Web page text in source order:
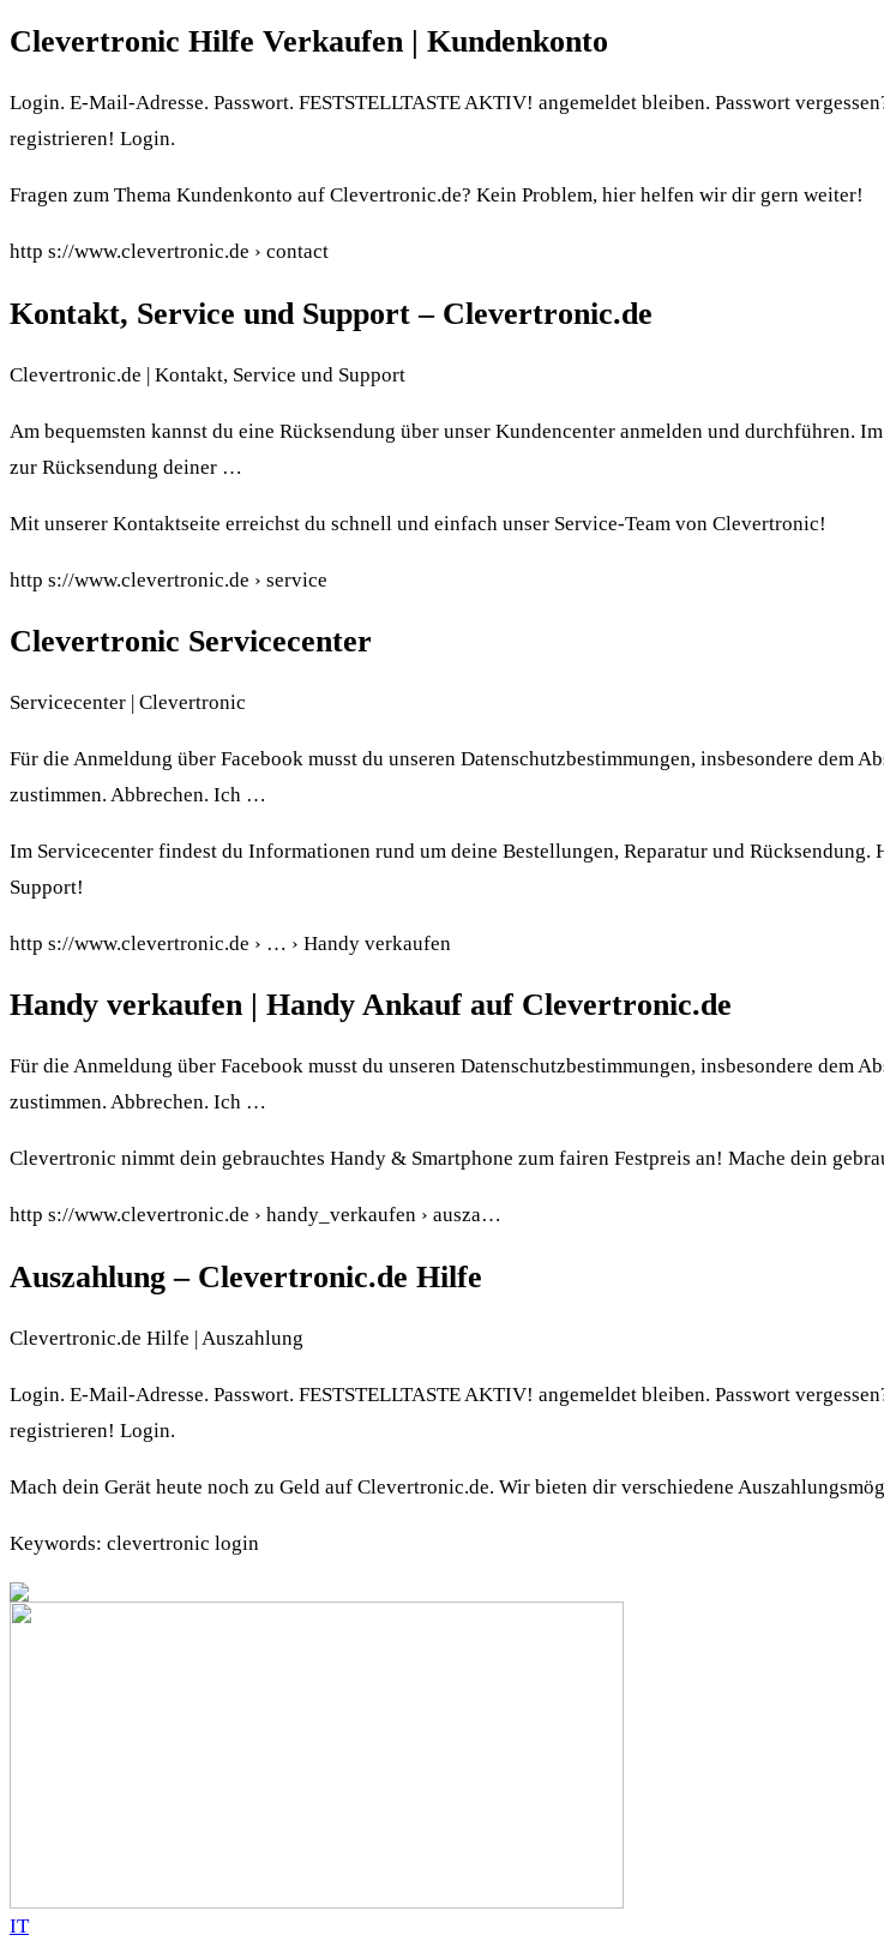
Clevertronic Hilfe Verkaufen | Kundenkonto
Login. E-Mail-Adresse. Passwort. FESTSTELLTASTE AKTIV! angemeldet bleiben. Passwort
registrieren! Login.
Fragen zum Thema Kundenkonto auf Clevertronic.de? Kein Problem, hier helfen wir dir gern weiter!
http s://www.clevertronic.de › contact
Kontakt, Service und Support – Clevertronic.de
Clevertronic.de | Kontakt, Service und Support
Am bequemsten kannst du eine Rücksendung über unser Kundencenter anmelden und durchführen.
zur Rücksendung deiner …
Mit unserer Kontaktseite erreichst du schnell und einfach unser Service-Team von Clevertronic!
http s://www.clevertronic.de › service
Clevertronic Servicecenter
Servicecenter | Clevertronic
Für die Anmeldung über Facebook musst du unseren Datenschutzbestimmungen, insbesondere dem
zustimmen. Abbrechen. Ich …
Im Servicecenter findest du Informationen rund um deine Bestellungen, Reparatur und
Support!
http s://www.clevertronic.de › … › Handy verkaufen
Handy verkaufen | Handy Ankauf auf Clevertronic.de
Für die Anmeldung über Facebook musst du unseren Datenschutzbestimmungen, insbesondere dem
zustimmen. Abbrechen. Ich …
Clevertronic nimmt dein gebrauchtes Handy & Smartphone zum fairen Festpreis an! Mache dein
http s://www.clevertronic.de › handy_verkaufen › ausza…
Auszahlung – Clevertronic.de Hilfe
Clevertronic.de Hilfe | Auszahlung
Login. E-Mail-Adresse. Passwort. FESTSTELLTASTE AKTIV! angemeldet bleiben. Passwort
registrieren! Login.
Mach dein Gerät heute noch zu Geld auf Clevertronic.de. Wir bieten dir verschiedene
Keywords: clevertronic login
IT